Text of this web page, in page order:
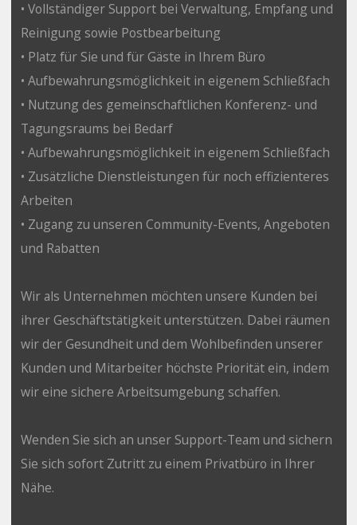
• Vollständiger Support bei Verwaltung, Empfang und
Reinigung sowie Postbearbeitung
• Platz für Sie und für Gäste in Ihrem Büro
• Aufbewahrungsmöglichkeit in eigenem Schließfach
• Nutzung des gemeinschaftlichen Konferenz- und
Tagungsraums bei Bedarf
• Aufbewahrungsmöglichkeit in eigenem Schließfach
• Zusätzliche Dienstleistungen für noch effizienteres
Arbeiten
• Zugang zu unseren Community-Events, Angeboten
und Rabatten
Wir als Unternehmen möchten unsere Kunden bei
ihrer Geschäftstätigkeit unterstützen. Dabei räumen
wir der Gesundheit und dem Wohlbefinden unserer
Kunden und Mitarbeiter höchste Priorität ein, indem
wir eine sichere Arbeitsumgebung schaffen.
Wenden Sie sich an unser Support-Team und sichern
Sie sich sofort Zutritt zu einem Privatbüro in Ihrer
Nähe.